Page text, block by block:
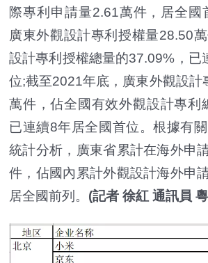
際專利申請量2.61萬件，居全國
廣東外觀設計專利授權量28.50
設計專利授權總量的37.09%，已
位;截至2021年底，廣東外觀設計
萬件，佔全國有效外觀設計專利
已連續8年居全國首位。根據有
統計分析，廣東省累計在海外申
件，佔國內累計外觀設計海外申
居全國前列。 (記者 徐紅 通訊員